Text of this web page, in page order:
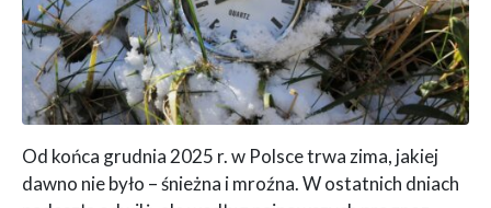
Od końca grudnia 2025 r. w Polsce trwa zima, jakiej
dawno nie było – śnieżna i mroźna. W ostatnich dniach